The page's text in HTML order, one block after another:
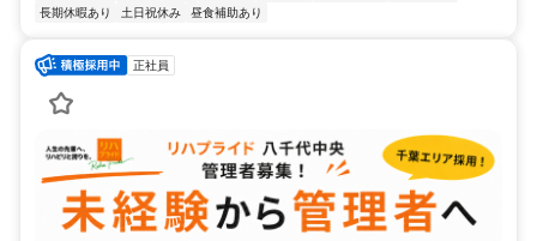
長期休暇あり
土日祝休み 昼食補助あり
正社員